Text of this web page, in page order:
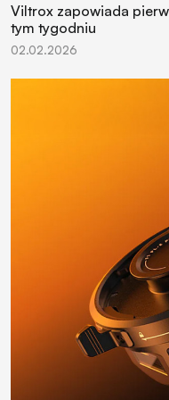
Viltrox zapowiada
tym tygodniu
02.02.2026